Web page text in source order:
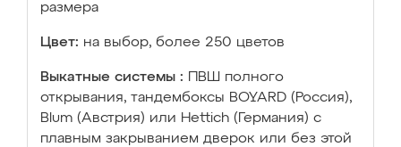
размера
Цвет: на выбор, более 250 цветов
Выкатные системы :
ПВШ полного
открывания, тандембоксы BOYARD (Россия),
Blum (Австрия) или Hettich (Германия) с
плавным закрыванием дверок или без этой